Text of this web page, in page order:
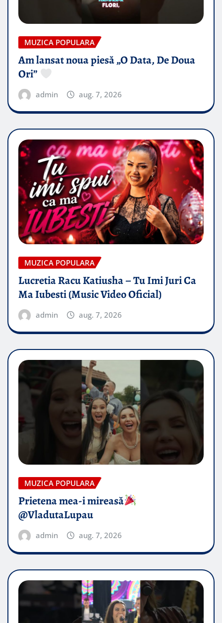
MUZICA POPULARA
Am lansat noua piesă „O Data, De Doua
Ori”
admin aug. 7, 2026
MUZICA POPULARA
Lucretia Racu Katiusha – Tu Imi Juri Ca
Ma Iubesti (Music Video Oficial)
admin aug. 7, 2026
MUZICA POPULARA
Prietena mea-i mireasă​
@VladutaLupau
admin aug. 7, 2026